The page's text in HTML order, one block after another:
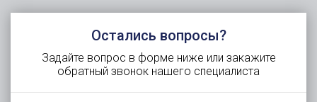
Остались вопросы?
Задайте вопрос в форме ниже или закажите
обратный звонок нашего специалиста